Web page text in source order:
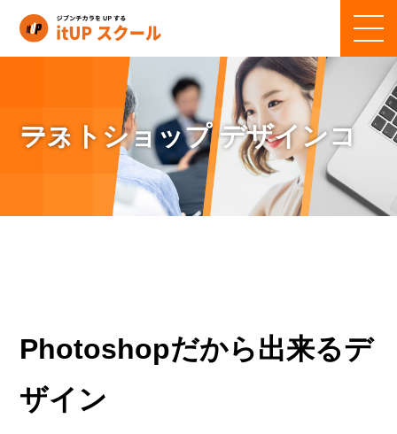
フォトショップ デザインコース
Photoshopだから出来るデ
ザイン